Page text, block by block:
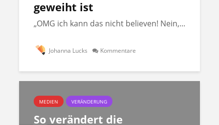
geweiht ist
„OMG ich kann das nicht believen! Nein,...
Johanna Lucks Kommentare
MEDIEN VERÄNDERUNG
So verändert die